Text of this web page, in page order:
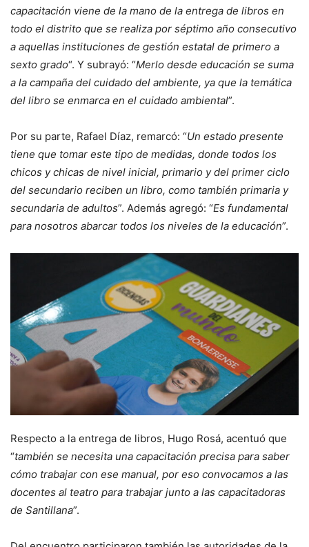
capacitación viene de la mano de la entrega de libros en
todo el distrito que se realiza por séptimo año consecutivo
a aquellas instituciones de gestión estatal de primero a
sexto grado“. Y subrayó: “Merlo desde educación se suma
a la campaña del cuidado del ambiente, ya que la temática
del libro se enmarca en el cuidado ambiental”.
Por su parte, Rafael Díaz, remarcó: “Un estado presente
tiene que tomar este tipo de medidas, donde todos los
chicos y chicas de nivel inicial, primario y del primer ciclo
del secundario reciben un libro, como también primaria y
secundaria de adultos”. Además agregó: “Es fundamental
para nosotros abarcar todos los niveles de la educación”.
Respecto a la entrega de libros, Hugo Rosá, acentuó que
“también se necesita una capacitación precisa para saber
cómo trabajar con ese manual, por eso convocamos a las
docentes al teatro para trabajar junto a las capacitadoras
de Santillana”.